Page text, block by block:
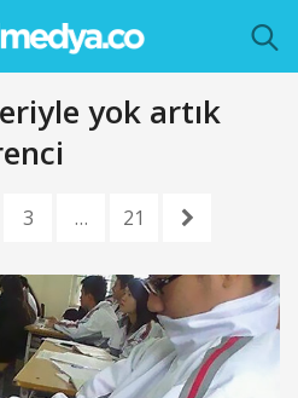
yok artık
3 … 21